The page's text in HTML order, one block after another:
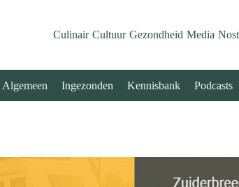
Culinair Cultuur Gezondheid Media
Algemeen Ingezonden Kennisbank Podcasts